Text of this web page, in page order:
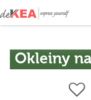
Okleiny